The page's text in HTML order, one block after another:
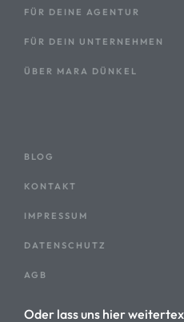
FÜR DEINE AGENTUR
FÜR DEIN UNTERNEHMEN
ÜBER MARA DÜNKEL
BLOG
KONTAKT
IMPRESSUM
DATENSCHUTZ
AGB
Oder lass uns hier